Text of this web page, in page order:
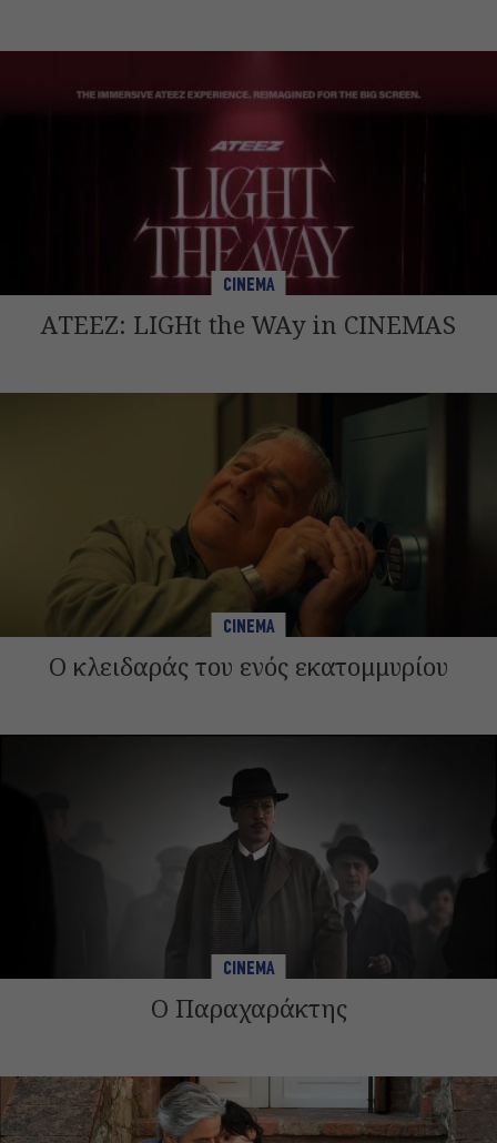
CINEMA
ATEEZ: LIGHt the WAy in CINEMAS
CINEMA
Ο κλειδαράς του ενός εκατομμυρίου
CINEMA
Ο Παραχαράκτης